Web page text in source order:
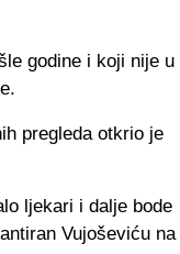
godine i koji nije u
pregleda otkrio je
ljekari i dalje bode
Vujoševiću na